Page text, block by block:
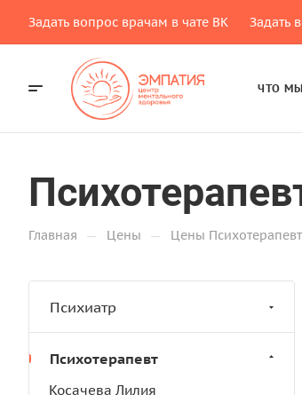
Задать вопрос врачам в чате ВК Задать
ЧТО
Главная — Цены — Цены Психотерапевт
Психиатр
Психотерапевт
Косачева Лилия